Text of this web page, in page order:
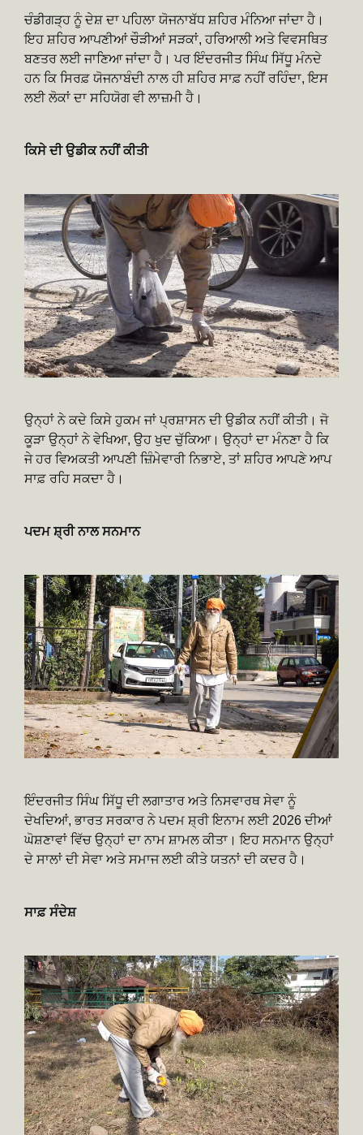
ਚੰਡੀਗੜ੍ਹ ਨੂੰ ਦੇਸ਼ ਦਾ ਪਹਿਲਾ ਯੋਜਨਾਬੱਧ ਸ਼ਹਿਰ ਮੰਨਿਆ ਜਾਂਦਾ ਹੈ।
ਇਹ ਸ਼ਹਿਰ ਆਪਣੀਆਂ ਚੌੜੀਆਂ ਸੜਕਾਂ, ਹਰਿਆਲੀ ਅਤੇ ਵਿਵਸਥਿਤ
ਬਣਤਰ ਲਈ ਜਾਣਿਆ ਜਾਂਦਾ ਹੈ। ਪਰ ਇੰਦਰਜੀਤ ਸਿੰਘ ਸਿੱਧੂ ਮੰਨਦੇ
ਹਨ ਕਿ ਸਿਰਫ਼ ਯੋਜਨਾਬੰਦੀ ਨਾਲ ਹੀ ਸ਼ਹਿਰ ਸਾਫ਼ ਨਹੀਂ ਰਹਿੰਦਾ, ਇਸ
ਲਈ ਲੋਕਾਂ ਦਾ ਸਹਿਯੋਗ ਵੀ ਲਾਜ਼ਮੀ ਹੈ।
ਕਿਸੇ ਦੀ ਉਡੀਕ ਨਹੀਂ ਕੀਤੀ
ਉਨ੍ਹਾਂ ਨੇ ਕਦੇ ਕਿਸੇ ਹੁਕਮ ਜਾਂ ਪ੍ਰਸ਼ਾਸਨ ਦੀ ਉਡੀਕ ਨਹੀਂ ਕੀਤੀ। ਜੋ
ਕੂੜਾ ਉਨ੍ਹਾਂ ਨੇ ਵੇਖਿਆ, ਉਹ ਖੁਦ ਚੁੱਕਿਆ। ਉਨ੍ਹਾਂ ਦਾ ਮੰਨਣਾ ਹੈ ਕਿ
ਜੇ ਹਰ ਵਿਅਕਤੀ ਆਪਣੀ ਜ਼ਿੰਮੇਵਾਰੀ ਨਿਭਾਏ, ਤਾਂ ਸ਼ਹਿਰ ਆਪਣੇ ਆਪ
ਸਾਫ਼ ਰਹਿ ਸਕਦਾ ਹੈ।
ਪਦਮ ਸ਼੍ਰੀ ਨਾਲ ਸਨਮਾਨ
ਇੰਦਰਜੀਤ ਸਿੰਘ ਸਿੱਧੂ ਦੀ ਲਗਾਤਾਰ ਅਤੇ ਨਿਸਵਾਰਥ ਸੇਵਾ ਨੂੰ
ਦੇਖਦਿਆਂ, ਭਾਰਤ ਸਰਕਾਰ ਨੇ ਪਦਮ ਸ਼੍ਰੀ ਇਨਾਮ ਲਈ 2026 ਦੀਆਂ
ਘੋਸ਼ਣਾਵਾਂ ਵਿੱਚ ਉਨ੍ਹਾਂ ਦਾ ਨਾਮ ਸ਼ਾਮਲ ਕੀਤਾ। ਇਹ ਸਨਮਾਨ ਉਨ੍ਹਾਂ
ਦੇ ਸਾਲਾਂ ਦੀ ਸੇਵਾ ਅਤੇ ਸਮਾਜ ਲਈ ਕੀਤੇ ਯਤਨਾਂ ਦੀ ਕਦਰ ਹੈ।
ਸਾਫ਼ ਸੰਦੇਸ਼